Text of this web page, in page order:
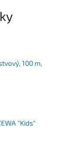
100 m,
"Kids"